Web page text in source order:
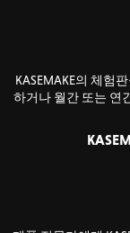
KASEMAKE의 체험
하거나 월간 또는 연